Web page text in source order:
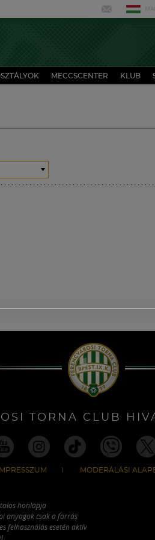
MECCSCENTER KLUB
TORNA CLUB
IMPRESSZUM MODERÁLÁSI
honlapja
anyagok csak a forrás
felhasználás esetén aktív